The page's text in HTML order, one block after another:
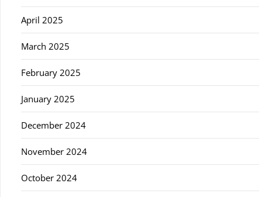
April 2025
March 2025
February 2025
January 2025
December 2024
November 2024
October 2024